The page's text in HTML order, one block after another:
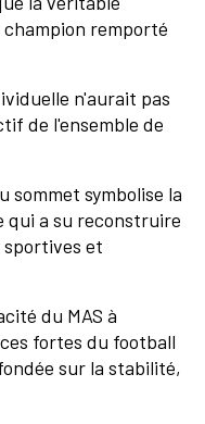
remporté
n'aurait pas
de l'ensemble de
sommet symbolise la
qui a su reconstruire
sportives et
du MAS à
fortes du football
sur la stabilité,